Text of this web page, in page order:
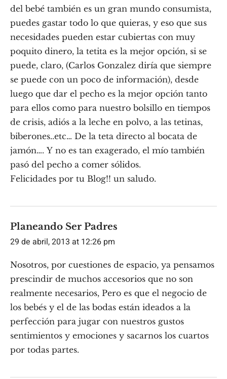
del bebé también es un gran mundo consumista,
puedes gastar todo lo que quieras, y eso que sus
necesidades pueden estar cubiertas con muy
poquito dinero, la tetita es la mejor opción, si se
puede, claro, (Carlos Gonzalez diría que siempre
se puede con un poco de información), desde
luego que dar el pecho es la mejor opción tanto
para ellos como para nuestro bolsillo en tiempos
de crisis, adiós a la leche en polvo, a las tetinas,
biberones..etc… De la teta directo al bocata de
jamón…. Y no es tan exagerado, el mío también
pasó del pecho a comer sólidos.
Felicidades por tu Blog!! un saludo.
Planeando Ser Padres
29 de abril, 2013 at 12:26 pm
Nosotros, por cuestiones de espacio, ya pensamos
prescindir de muchos accesorios que no son
realmente necesarios, Pero es que el negocio de
los bebés y el de las bodas están ideados a la
perfección para jugar con nuestros gustos
sentimientos y emociones y sacarnos los cuartos
por todas partes.